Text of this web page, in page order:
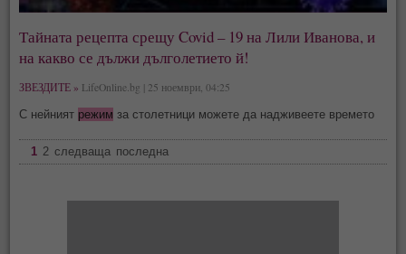
Тайната рецепта срещу Covid – 19 на Лили Иванова, и
на какво се дължи дълголетието й!
ЗВЕЗДИТЕ » LifeOnline.bg | 25 ноември, 04:25
С нейният режим за столетници можете да надживеете времето
1 2 следваща последна